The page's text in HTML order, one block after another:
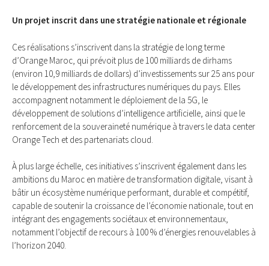
Un projet inscrit dans une stratégie nationale et régionale
Ces réalisations s’inscrivent dans la stratégie de long terme
d’Orange Maroc, qui prévoit plus de 100 milliards de dirhams
(environ 10,9 milliards de dollars) d’investissements sur 25 ans pour
le développement des infrastructures numériques du pays. Elles
accompagnent notamment le déploiement de la 5G, le
développement de solutions d’intelligence artificielle, ainsi que le
renforcement de la souveraineté numérique à travers le data center
Orange Tech et des partenariats cloud.
À plus large échelle, ces initiatives s’inscrivent également dans les
ambitions du Maroc en matière de transformation digitale, visant à
bâtir un écosystème numérique performant, durable et compétitif,
capable de soutenir la croissance de l’économie nationale, tout en
intégrant des engagements sociétaux et environnementaux,
notamment l’objectif de recours à 100 % d’énergies renouvelables à
l’horizon 2040.